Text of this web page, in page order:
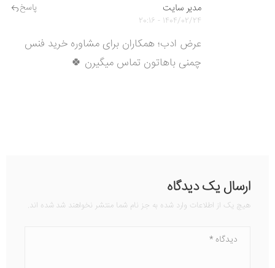
پاسخ مدیر سایت
1404/02/24 - 20:16
عرض ادب؛ همکاران برای مشاوره خرید فنس
چمنی باهاتون تماس میگیرن 🍀
ارسال یک دیدگاه
هیچ یک از اطلاعات وارد شده به جز نام شما منتشر نخواهند شد شده اند.